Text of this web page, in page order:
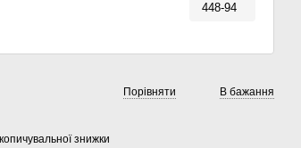
448-94
Порівняти В бажання
знижки